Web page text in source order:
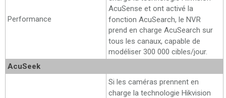
Performance
AcuSense et ont activé la
fonction AcuSearch, le NVR
prend en charge AcuSearch sur
tous les canaux, capable de
modéliser 300 000 cibles/jour.
AcuSeek
Si les caméras prennent en
charge la technologie Hikvision